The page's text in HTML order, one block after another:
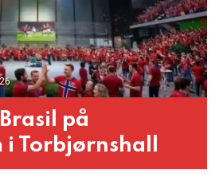
på
Torbjørnshall